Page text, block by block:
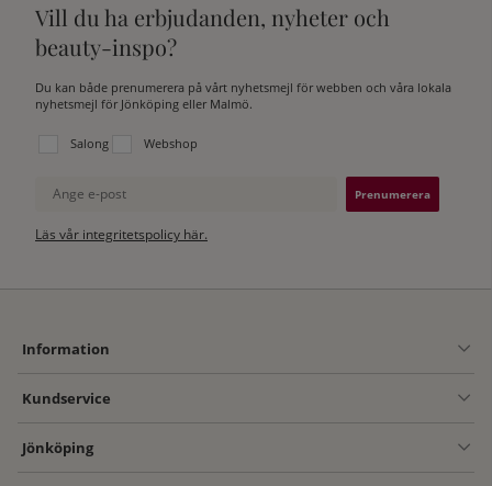
Vill du ha erbjudanden, nyheter och
beauty-inspo?
Du kan både prenumerera på vårt nyhetsmejl för webben och våra lokala
nyhetsmejl för Jönköping eller Malmö.
Välj vilken lista du vill prenumerera på:
Salong Webshop
Ange e-post
Läs vår integritetspolicy här.
Information
Kundservice
Jönköping